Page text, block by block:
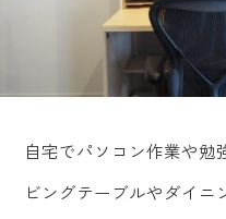
自宅でパソコン作業や勉
ビングテーブルやダイ